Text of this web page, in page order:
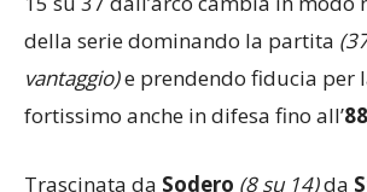
della serie dominando la partita
vantaggio)e prendendo fiducia per
fortissimo anche in difesa fino all’
Trascinata da Sodero (8 su 14)da